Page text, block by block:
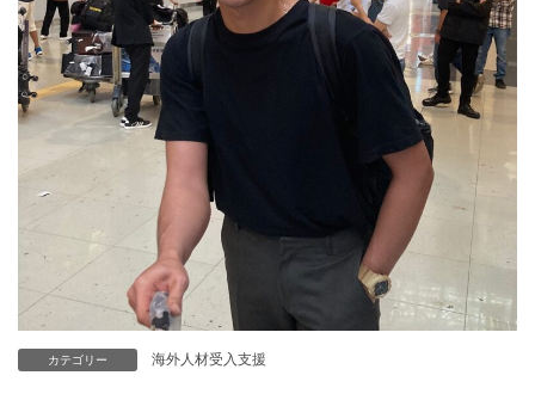
カテゴリー 海外人材受入支援